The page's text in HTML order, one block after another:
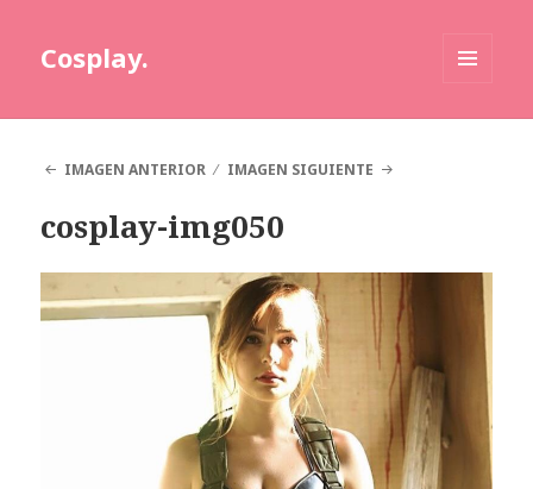
Cosplay.
IMAGEN ANTERIOR
IMAGEN SIGUIENTE
cosplay-img050